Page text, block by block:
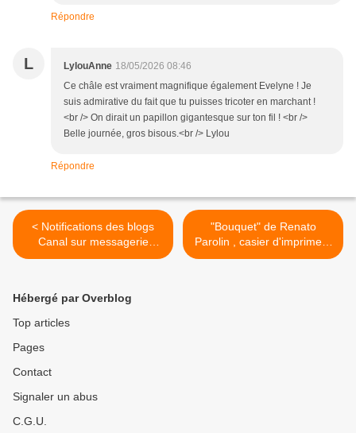
Répondre
L LylouAnne 18/05/2026 08:46
Ce châle est vraiment magnifique également Evelyne ! Je
suis admirative du fait que tu puisses tricoter en marchant !
<br /> On dirait un papillon gigantesque sur ton fil ! <br />
Belle journée, gros bisous.<br /> Lylou
Répondre
< Notifications des blogs
Canal sur messagerie
Orange
"Bouquet" de Renato
Parolin , casier d'imprimeur
8 et fin >
Hébergé par Overblog
Top articles
Pages
Contact
Signaler un abus
C.G.U.